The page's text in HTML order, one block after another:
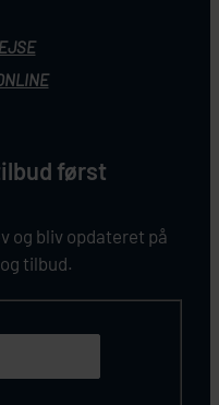
først
og bliv opdateret på
tilbud.